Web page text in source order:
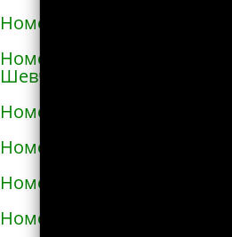
Номера телефонов такси
Номера телефонов такси в
Шевченковском
Номера телефонов такси в
Номера телефонов такси в
Номера телефонов такси в
Номера телефонов такси